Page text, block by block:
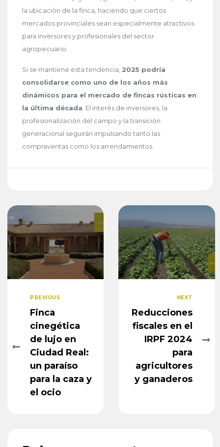
la ubicación de la finca, haciendo que ciertos
mercados provinciales sean especialmente atractivos
para inversores y profesionales del sector
agropecuario.
Si se mantiene esta tendencia, 2025 podría
consolidarse como uno de los años más
dinámicos para el mercado de fincas rústicas en
la última década . El interés de inversores, la
profesionalización del campo y la transición
generacional seguirán impulsando tanto las
compraventas como los arrendamientos.
PREVIOUS
Finca
cinegética
de lujo en
Ciudad Real:
un paraíso
para la caza y
el ocio
NEXT
Reducciones
fiscales en el
IRPF 2024
para
agricultores
y ganaderos